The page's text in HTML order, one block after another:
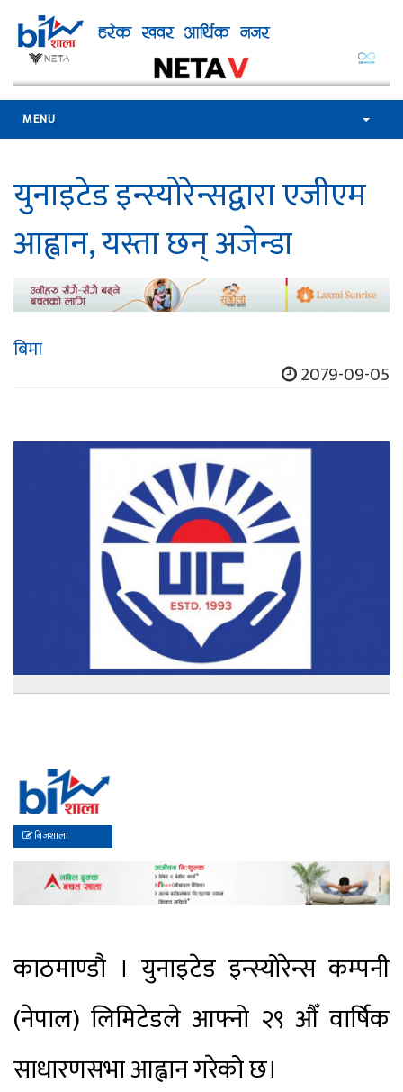
MENU
युनाइटेड इन्स्योरेन्सद्वारा एजीएम
आह्वान, यस्ता छन् अजेन्डा
बिमा
2079-09-05
बिजशाला
काठमाण्डौ । युनाइटेड इन्स्योरेन्स कम्पनी
(नेपाल) लिमिटेडले आफ्नो २९ औँ वार्षिक
साधारणसभा आह्वान गरेको छ।